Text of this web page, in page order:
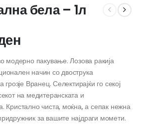
бела – 1л
Current
is:
330ден.
модерно пакување. Лозова ракија
начин со двострука
грозје Вранец. Селектирајќи го секој
на медитеранската и
Кристално чиста, моќна, а сепак нежна
за вашите најдраги момети.